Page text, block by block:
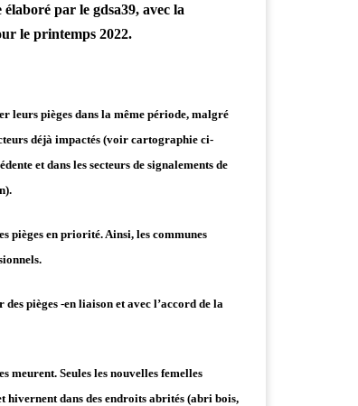
par le gdsa39, avec la
le printemps 2022.
leurs pièges dans la même période, malgré
déjà impactés (voir cartographie ci-
et dans les secteurs de signalements de
pièges en priorité. Ainsi, les communes
pièges -en liaison et avec l’accord de la
meurent. Seules les nouvelles femelles
hivernent dans des endroits abrités (abri bois,